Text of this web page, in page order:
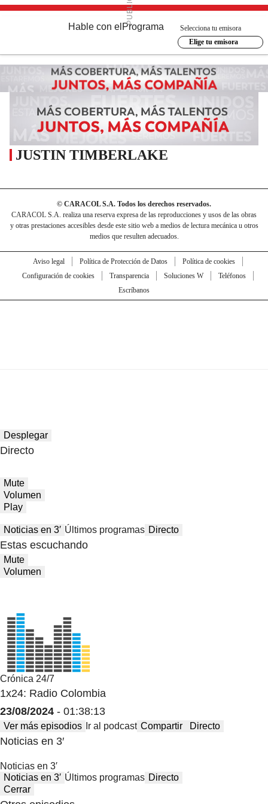
Hable con el Programa
Selecciona tu emisora
Elige tu emisora
JUSTIN TIMBERLAKE
© CARACOL S.A. Todos los derechos reservados.
CARACOL S.A. realiza una reserva expresa de las reproducciones y usos de las obras
y otras prestaciones accesibles desde este sitio web a medios de lectura mecánica u otros
medios que resulten adecuados.
Aviso legal Política de Protección de Datos
Política de cookies
Configuración de cookies
Transparencia Soluciones W
Teléfonos
Escríbanos
Desplegar
Directo
Mute
Volumen
Play
Noticias en 3′ Últimos programas Directo
Estas escuchando
Mute
Volumen
Crónica 24/7
1x24: Radio Colombia
23/08/2024 - 01:38:13
Ver más episodios Ir al podcast Compartir Directo
Noticias en 3′
Noticias en 3′
Noticias en 3′ Últimos programas Directo
Cerrar